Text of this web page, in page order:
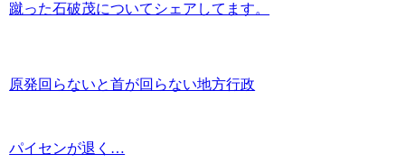
蹴った石破茂についてシェアしてます。
原発回らないと首が回らない地方行政
パイセンが退く…